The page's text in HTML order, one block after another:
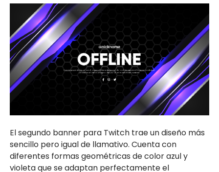
El segundo banner para Twitch trae un diseño más
sencillo pero igual de llamativo. Cuenta con
diferentes formas geométricas de color azul y
violeta que se adaptan perfectamente el